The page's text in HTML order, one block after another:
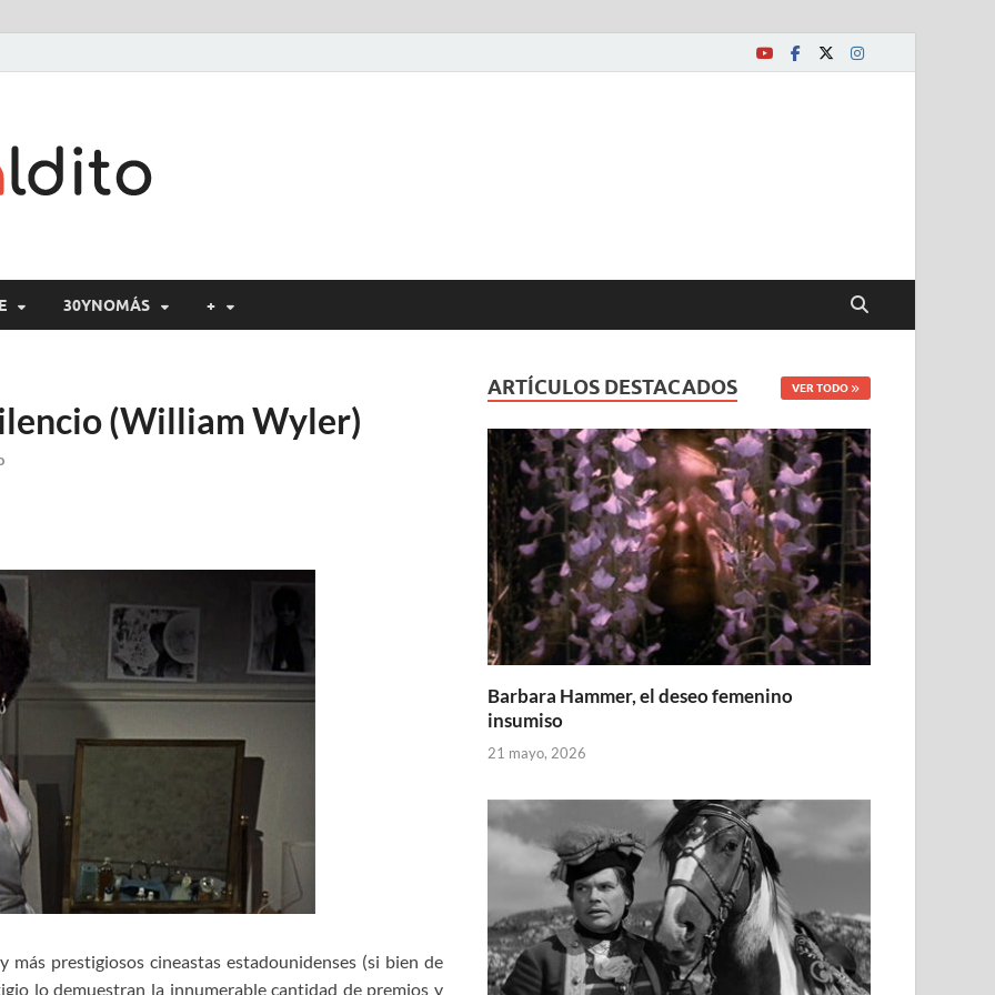
30YNOMÁS +
(William Wyler)
prestigiosos cineastas estadounidenses (si bien de
lo demuestran la innumerable cantidad de premios y
ARTÍCULOS DESTACADOS VER TODO
Barbara Hammer, el deseo femenino
insumiso
21 mayo, 2026